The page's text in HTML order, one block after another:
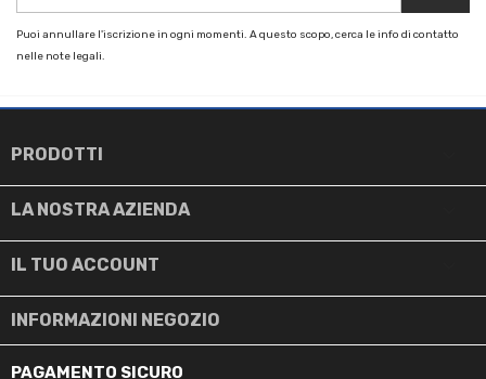
Puoi annullare l'iscrizione in ogni momenti. A questo scopo, cerca le info di contatto
nelle note legali.
PRODOTTI
LA NOSTRA AZIENDA
IL TUO ACCOUNT
INFORMAZIONI NEGOZIO
PAGAMENTO SICURO